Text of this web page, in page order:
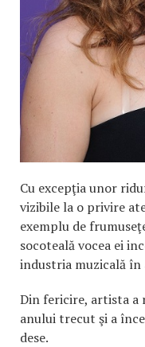
Cu excepţia unor
vizibile la o privire
exemplu de
socoteală vocea ei
industria muzicală în
Din fericire, artista a
anului trecut şi a
dese.